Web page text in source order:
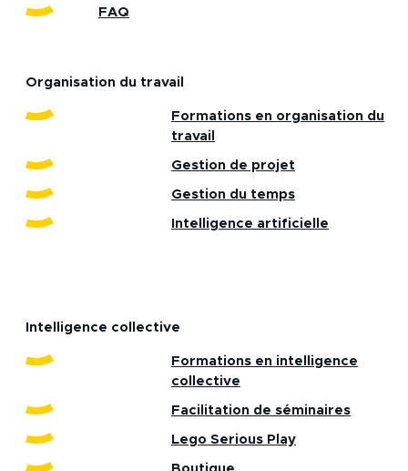
FAQ
Organisation du travail
Formations en organisation du
travail
Gestion de projet
Gestion du temps
Intelligence artificielle
Intelligence collective
Formations en intelligence
collective
Facilitation de séminaires
Lego Serious Play